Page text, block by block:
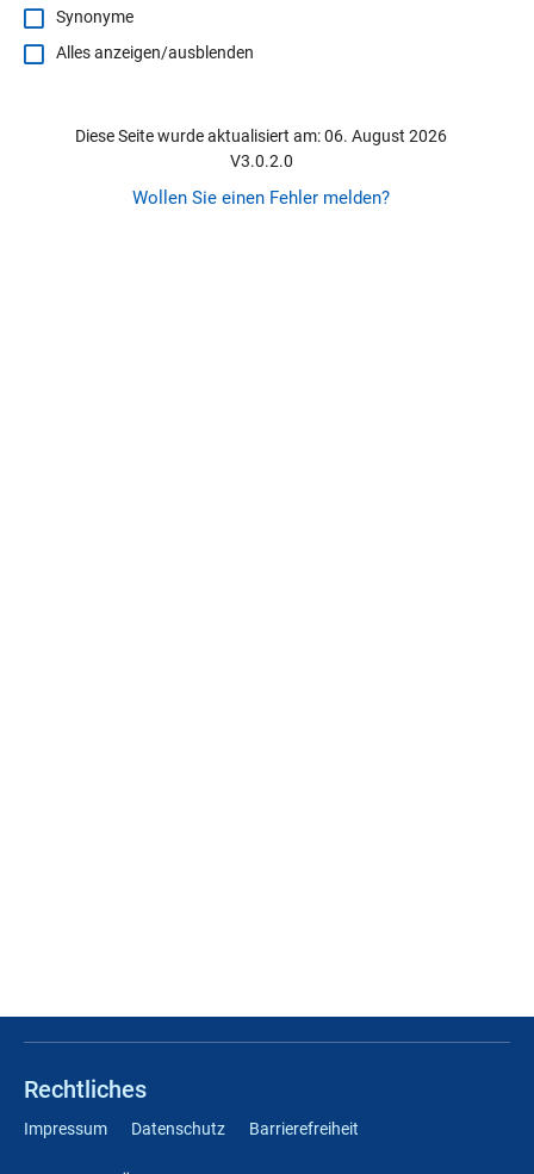
Synonyme
Alles anzeigen/ausblenden
Diese Seite wurde aktualisiert am: 06. August 2026
V3.0.2.0
Wollen Sie einen Fehler melden?
Rechtliches
Impressum Datenschutz Barrierefreiheit